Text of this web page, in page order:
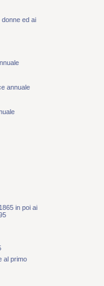
donne ed ai
annuale
in poi ai
al primo